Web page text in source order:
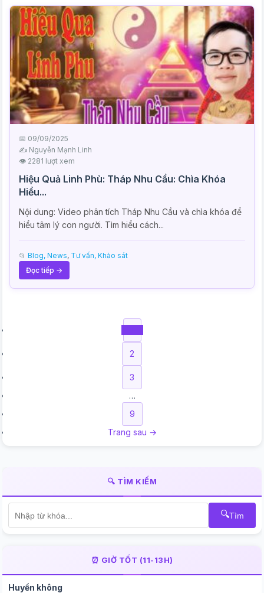
📅 09/09/2025
✍️ Nguyễn Mạnh Linh
👁 2281 lượt xem
Hiệu Quả Linh Phù: Tháp Nhu Cầu: Chìa Khóa
Hiểu...
Nội dung: Video phân tích Tháp Nhu Cầu và chìa khóa để
hiểu tâm lý con người. Tìm hiểu cách...
📂 Blog, News, Tư vấn, Khảo sát
Đọc tiếp →
2
3
…
9
Trang sau →
🔍 TÌM KIẾM
🔍Tìm
⏰ GIỜ TỐT (11-13H)
Huyền không